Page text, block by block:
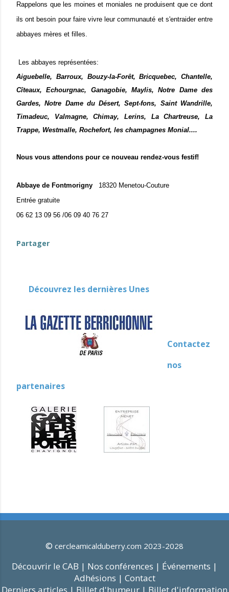
Rappelons que les moines et moniales ne produisent que ce dont
ils ont besoin pour faire vivre leur communauté et s'entraider entre
abbayes mères et filles.
Les abbayes représentées:
Aiguebelle, Barroux, Bouzy-la-Forêt, Bricquebec, Chantelle,
Cîteaux, Echourgnac, Ganagobie, Maylis, Notre Dame des
Gardes, Notre Dame du Désert, Sept-fons, Saint Wandrille,
Timadeuc, Valmagne, Chimay, Lerins, La Chartreuse, La
Trappe, Westmalle, Rochefort, les champagnes Monial....
Nous vous attendons pour ce nouveau rendez-vous festif!
Abbaye de Fontmorigny
18320 Menetou-Couture
Entrée gratuite
06 62 13 09 56 /06 09 40 76 27
Partager
Découvrez les dernières Unes
Contactez
nos
partenaires
© cercleamicalduberry.com 2023-2028
Découvrir le CAB | Nos conférences | Événements |
Adhésions | Contact